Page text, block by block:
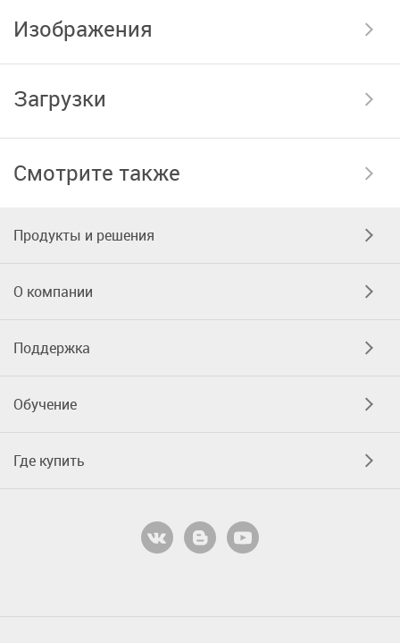
Изображения
Загрузки
Смотрите также
Продукты и решения
О компании
Поддержка
Обучение
Где купить